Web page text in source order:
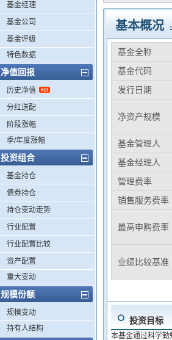
基金经理
基金公司
基金评级
特色数据
净值回报
历史净值
分红送配
阶段涨幅
季/年度涨幅
投资组合
基金持仓
债券持仓
持仓变动走势
行业配置
行业配置比较
资产配置
重大变动
规模份额
规模变动
持有人结构
基本概况
基金全称
基金代码
发行日期
净资产规模
基金管理人
基金经理人
管理费率
销售服务费率
最高申购费率
业绩比较基准
投资目标
本基金通过科学勤